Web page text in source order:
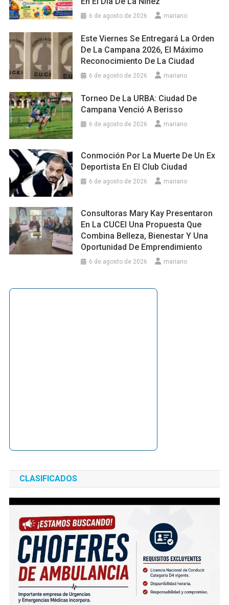
6 de agosto de 2026 mariano
Este Viernes Se Entregará La Orden
De La Campana 2026, El Máximo
Reconocimiento De La Ciudad
6 de agosto de 2026 mariano
Torneo De La URBA: Ciudad De
Campana Venció A Berisso
6 de agosto de 2026 mariano
Conmoción Por La Muerte De Un Ex
Deportista En El Club Ciudad
6 de agosto de 2026 mariano
Consultoras Mary Kay Presentaron
En La CUCEI Una Propuesta Que
Combina Belleza, Bienestar Y Una
Oportunidad De Emprendimiento
6 de agosto de 2026 mariano
CLASIFICADOS